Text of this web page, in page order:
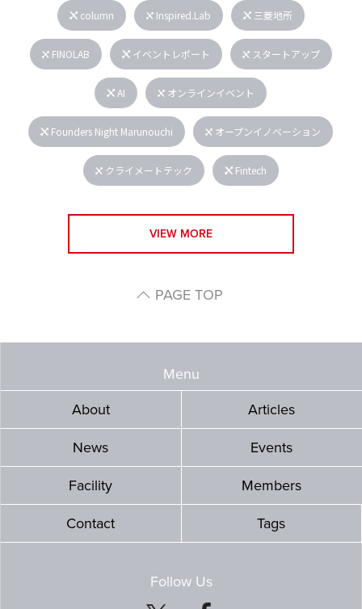
column Inspired.Lab 三菱地所
FINOLAB イベントレポート スタートアップ
AI オンラインイベント
Founders Night Marunouchi オープンイノベーション
クライメートテック Fintech
VIEW MORE
PAGE TOP
Menu
About
Articles
News Events
Facility Members
Contact Tags
Follow Us